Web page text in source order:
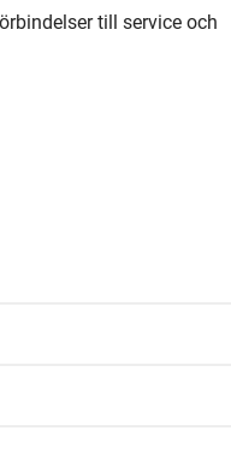
till service och